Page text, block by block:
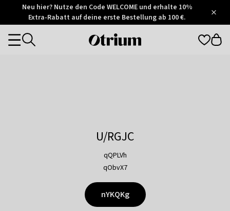
Otrium
Trustpilot
Neu hier? Nutze den Code WELCOME und erhalte 10%
Extra-Rabatt auf deine erste Bestellung ab 100 €.
Otrium
Categories
U/RGJC
qQPLVh
qObvX7
nYKQKg